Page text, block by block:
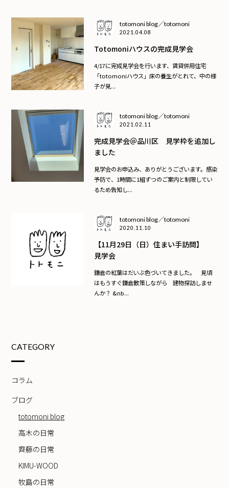
totomoni blog／totomoni
2021.04.08
Totomoniハウスの完成見学会
4/17に完成見学会を行います、賃貸併用住宅
「totomoniハウス」床の養生がとれて、中の様
子が見...
totomoni blog／totomoni
2021.02.11
完成見学会＠品川区 見学枠を追加し
ました
見学会のお申込み、ありがとうございます。感染
予防で、1時間に1組ずつのご案内と制限してい
るため告知し...
totomoni blog／totomoni
2020.11.10
【11月29日（日）住まい手訪問】
見学会
鎌倉の紅葉はだいぶ色づいてきました。 見頃
はもうすぐ鎌倉散策しながら 建物探訪しませ
んか？ &nb...
CATEGORY
コラム
ブログ
totomoni blog
高木の日常
齊藤の日常
KIMU-WOOD
牧島の日常